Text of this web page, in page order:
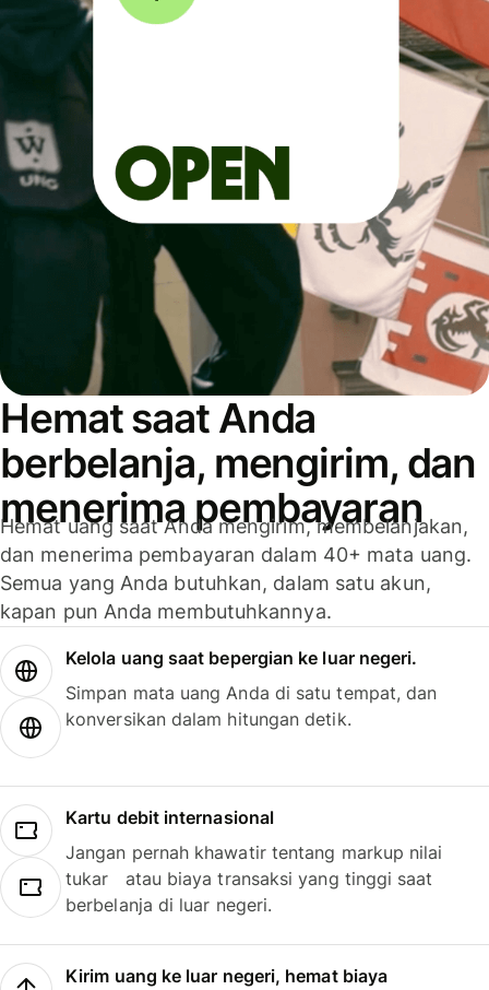
Hemat saat Anda
berbelanja, mengirim, dan
menerima pembayaran
Hemat uang saat Anda mengirim, membelanjakan,
dan menerima pembayaran dalam 40+ mata uang.
Semua yang Anda butuhkan, dalam satu akun,
kapan pun Anda membutuhkannya.
Kelola uang saat bepergian ke luar negeri.
Simpan mata uang Anda di satu tempat, dan
konversikan dalam hitungan detik.
Kartu debit internasional
Jangan pernah khawatir tentang markup nilai
tukar atau biaya transaksi yang tinggi saat
berbelanja di luar negeri.
Kirim uang ke luar negeri, hemat biaya